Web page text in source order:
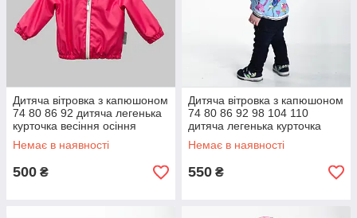
Дитяча вітровка з капюшоном
74 80 86 92 дитяча легенька
курточка весіння осіння
Немає в наявності
500 ₴
Дитяча вітровка з капюшоном
74 80 86 92 98 104 110
дитяча легенька курточка
весіння осіння
Немає в наявності
550 ₴